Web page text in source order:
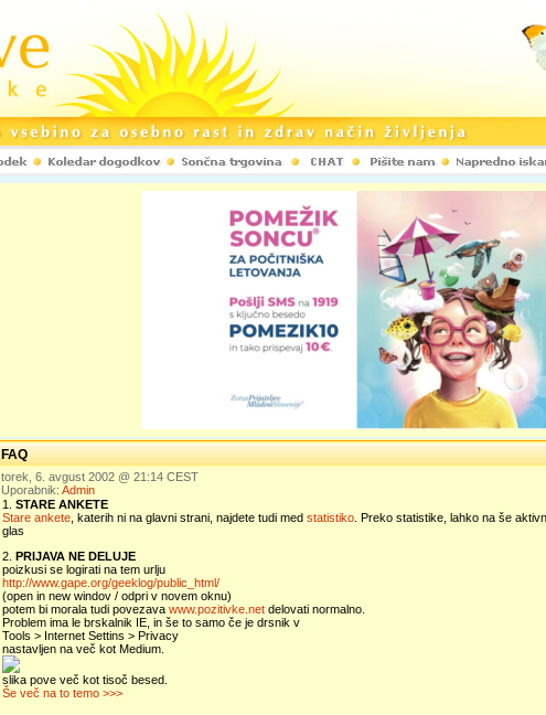
FAQ
torek, 6. avgust 2002 @ 21:14 CEST
Uporabnik: Admin
1. STARE ANKETE
Stare ankete , katerih ni na glavni strani, najdete tudi med statistiko . Preko statistike, lahko na še
glas
2. PRIJAVA NE DELUJE
poizkusi se logirati na tem urlju
http://www.gape.org/geeklog/public_html/
(open in new windov / odpri v novem oknu)
potem bi morala tudi povezava www.pozitivke.net delovati normalno.
Problem ima le brskalnik IE, in še to samo če je drsnik v
Tools > Internet Settins > Privacy
nastavljen na več kot Medium.
slika pove več kot tisoč besed.
Še več na to temo >>>